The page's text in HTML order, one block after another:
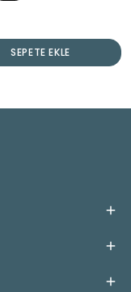
SEPETE EKLE